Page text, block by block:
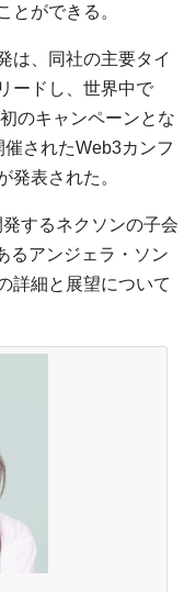
とができる。
は、同社の主要タイ
ードし、世界中で
のキャンペーンとな
されたWeb3カンフ
発表された。
するネクソンの子会
るアンジェラ・ソン
詳細と展望について